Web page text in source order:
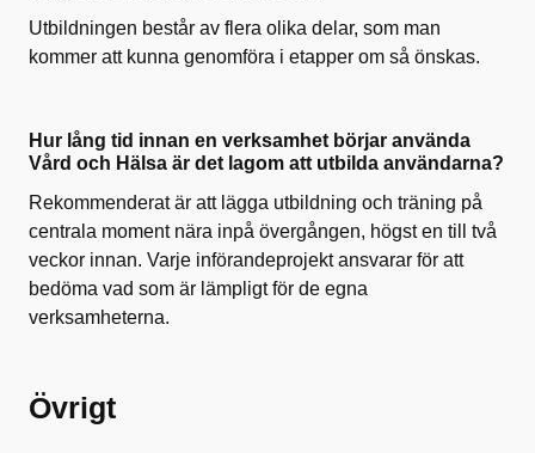
Utbildningen består av flera olika delar, som man
kommer att kunna genomföra i etapper om så önskas.
Hur lång tid innan en verksamhet börjar använda
Vård och Hälsa är det lagom att utbilda användarna?
Rekommenderat är att lägga utbildning och träning på
centrala moment nära inpå övergången, högst en till två
veckor innan. Varje införandeprojekt ansvarar för att
bedöma vad som är lämpligt för de egna
verksamheterna.
Övrigt